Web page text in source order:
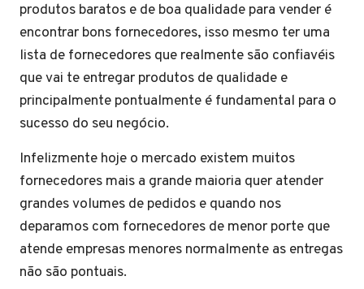
produtos baratos e de boa qualidade para vender é
encontrar bons fornecedores, isso mesmo ter uma
lista de fornecedores que realmente são confiavéis
que vai te entregar produtos de qualidade e
principalmente pontualmente é fundamental para o
sucesso do seu negócio.
Infelizmente hoje o mercado existem muitos
fornecedores mais a grande maioria quer atender
grandes volumes de pedidos e quando nos
deparamos com fornecedores de menor porte que
atende empresas menores normalmente as entregas
não são pontuais.